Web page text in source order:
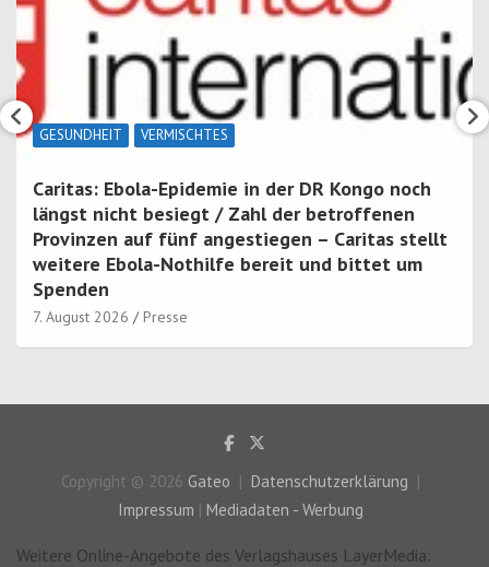
GESUNDHEIT VERMISCHTES
Caritas: Ebola-Epidemie in der DR Kongo noch
längst nicht besiegt / Zahl der betroffenen
Provinzen auf fünf angestiegen – Caritas stellt
weitere Ebola-Nothilfe bereit und bittet um
Spenden
7. August 2026 Presse
Copyright © 2026 Gateo
Datenschutzerklärung
Impressum | Mediadaten - Werbung
Weitere Online-Angebote des Verlagshauses LayerMedia: